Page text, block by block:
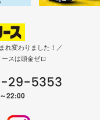
れ変わりました！／
スは頭金ゼロ
22:00